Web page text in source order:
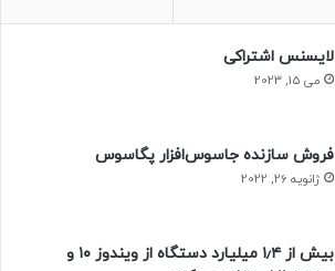
لایسنس اشتراکی
می 15, 2023
فروش سازنده جاسوس‌افزار پگاسوس
ژانویه 26, 2022
بیش از ۱٫۴ میلیارد دستگاه از ویندوز ۱۰ و